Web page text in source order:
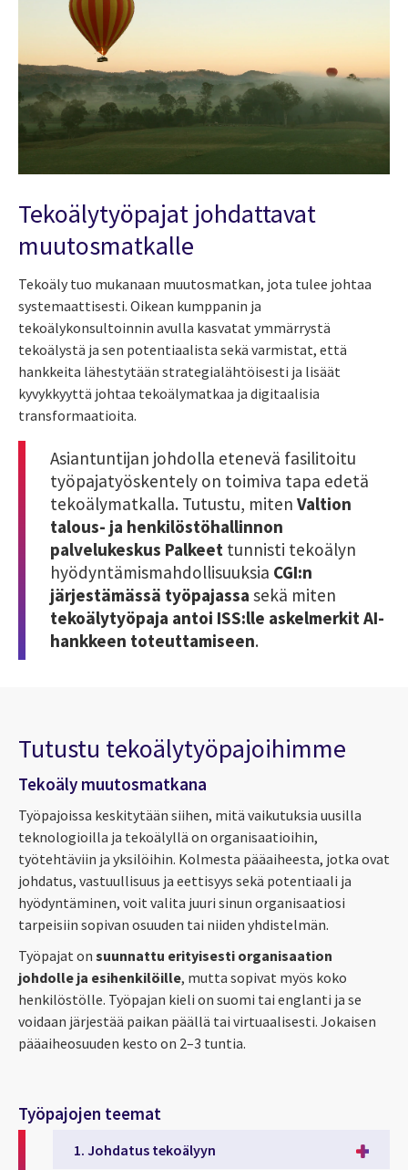
Tekoälytyöpajat johdattavat
muutosmatkalle
Tekoäly tuo mukanaan muutosmatkan, jota tulee johtaa
systemaattisesti. Oikean kumppanin ja
tekoälykonsultoinnin avulla kasvatat ymmärrystä
tekoälystä ja sen potentiaalista sekä varmistat, että
hankkeita lähestytään strategialähtöisesti ja lisäät
kyvykkyyttä johtaa tekoälymatkaa ja digitaalisia
transformaatioita.
Asiantuntijan johdolla etenevä fasilitoitu
työpajatyöskentely on toimiva tapa edetä
tekoälymatkalla. Tutustu, miten Valtion
talous- ja henkilöstöhallinnon
palvelukeskus Palkeet tunnisti tekoälyn
hyödyntämismahdollisuuksia CGI:n
järjestämässä työpajassa sekä miten
tekoälytyöpaja antoi ISS:lle askelmerkit AI-
hankkeen toteuttamiseen.
Tutustu tekoälytyöpajoihimme
Tekoäly muutosmatkana
Työpajoissa keskitytään siihen, mitä vaikutuksia uusilla
teknologioilla ja tekoälyllä on organisaatioihin,
työtehtäviin ja yksilöihin. Kolmesta pääaiheesta, jotka ovat
johdatus, vastuullisuus ja eettisyys sekä potentiaali ja
hyödyntäminen, voit valita juuri sinun organisaatiosi
tarpeisiin sopivan osuuden tai niiden yhdistelmän.
Työpajat on suunnattu erityisesti organisaation
johdolle ja esihenkilöille, mutta sopivat myös koko
henkilöstölle. Työpajan kieli on suomi tai englanti ja se
voidaan järjestää paikan päällä tai virtuaalisesti. Jokaisen
pääaiheosuuden kesto on 2–3 tuntia.
Työpajojen teemat
1. Johdatus tekoälyyn